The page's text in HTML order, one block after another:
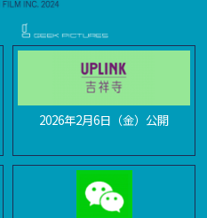
2026年2月6日（金）公開